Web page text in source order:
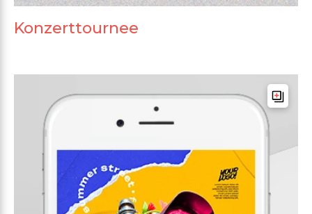
Konzerttournee